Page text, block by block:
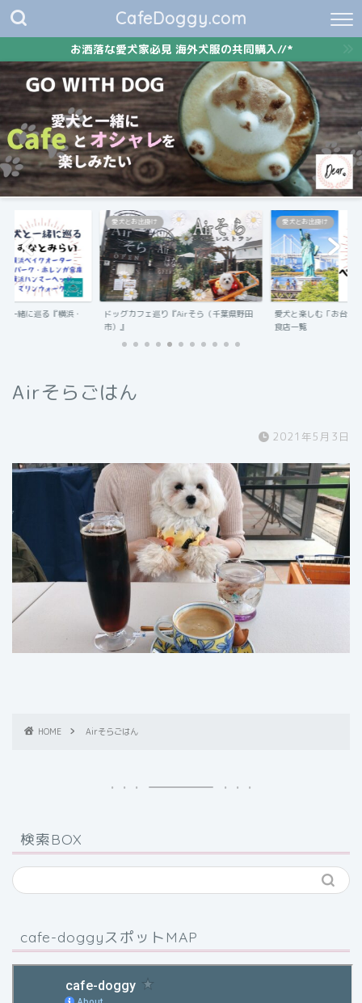
CafeDoggy.com
お洒落な愛犬家必見 海外犬服の共同購入//*
一緒に巡る『横浜・
愛犬とお出掛け
ドッグカフェ巡り『Airそら（千葉県野田
市）』
愛犬とお出掛け
愛犬と楽しむ「お台場
食店一覧
Airそらごはん
2021年5月3日
HOME Airそらごはん
検索BOX
cafe-doggyスポットMAP